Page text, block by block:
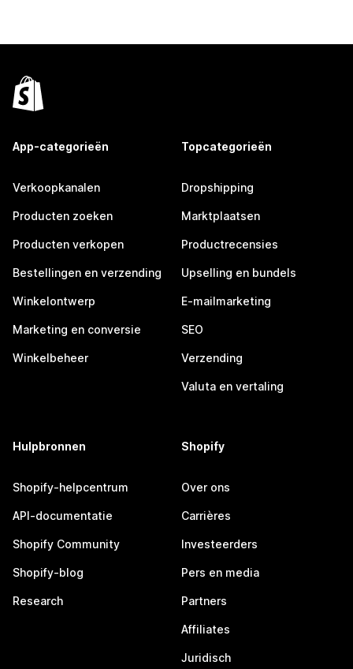
App-categorieën
Verkoopkanalen
Producten zoeken
Producten verkopen
Bestellingen en verzending
Winkelontwerp
Marketing en conversie
Winkelbeheer
Topcategorieën
Dropshipping
Marktplaatsen
Productrecensies
Upselling en bundels
E-mailmarketing
SEO
Verzending
Valuta en vertaling
Hulpbronnen
Shopify-helpcentrum
API-documentatie
Shopify Community
Shopify-blog
Research
Shopify
Over ons
Carrières
Investeerders
Pers en media
Partners
Affiliates
Juridisch